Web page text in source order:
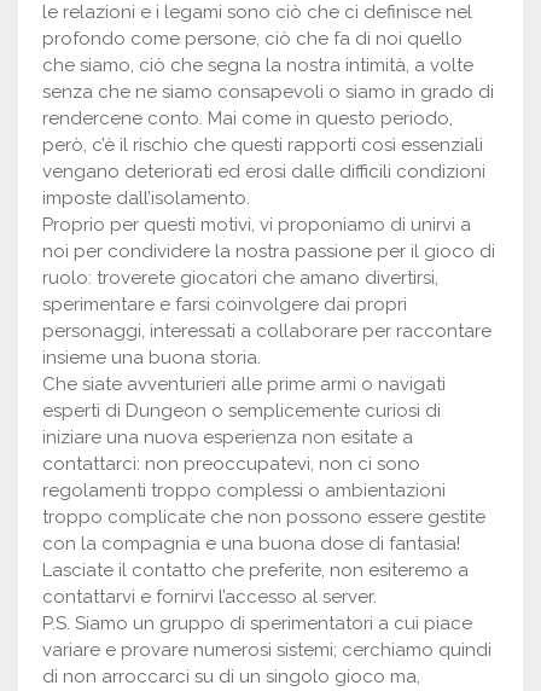
le relazioni e i legami sono ciò che ci definisce nel
profondo come persone, ciò che fa di noi quello
che siamo, ciò che segna la nostra intimità, a volte
senza che ne siamo consapevoli o siamo in grado di
rendercene conto. Mai come in questo periodo,
però, c’è il rischio che questi rapporti così essenziali
vengano deteriorati ed erosi dalle difficili condizioni
imposte dall’isolamento.
Proprio per questi motivi, vi proponiamo di unirvi a
noi per condividere la nostra passione per il gioco di
ruolo: troverete giocatori che amano divertirsi,
sperimentare e farsi coinvolgere dai propri
personaggi, interessati a collaborare per raccontare
insieme una buona storia.
Che siate avventurieri alle prime armi o navigati
esperti di Dungeon o semplicemente curiosi di
iniziare una nuova esperienza non esitate a
contattarci: non preoccupatevi, non ci sono
regolamenti troppo complessi o ambientazioni
troppo complicate che non possono essere gestite
con la compagnia e una buona dose di fantasia!
Lasciate il contatto che preferite, non esiteremo a
contattarvi e fornirvi l’accesso al server.
P.S. Siamo un gruppo di sperimentatori a cui piace
variare e provare numerosi sistemi; cerchiamo quindi
di non arroccarci su di un singolo gioco ma,